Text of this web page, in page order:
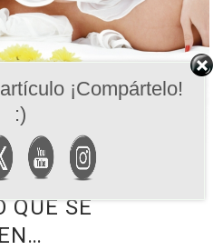
MADRES, EL
QUE SE
¡Compártelo!
:)